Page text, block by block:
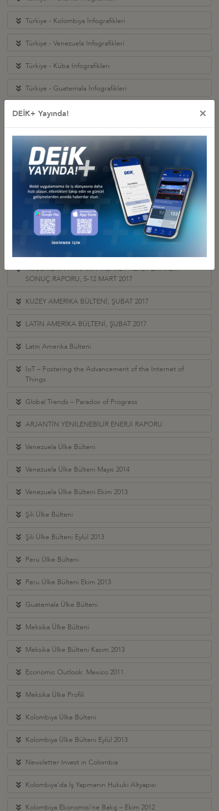
Türkiye - Kolombiya İnfografikleri
Türkiye - Venezuela Infografikleri
Türkiye - Küba Infografikleri
Türkiye - Guatemala İnfografikleri
Türkiye - Meksika Infografikleri
LATİN AMERİKA BÜLTENİ, HAZİRAN 2017
KUZEY AMERİKA BÖLGE BÜLTENİ, MAYIS 2017
LATİN AMERİKA BÖLGE BÜLTENİ, MAYIS 2017
KUZEY AMERİKA BÖLGE BÜLTENİ, NİSAN 2017
LATİN AMERİKA BÖLGE BÜLTENİ, NİSAN 2017
KOLOMBİYA-PANAMA TİCARET HEYET ZİYARETİ
SONUÇ RAPORU, 5-12 MART 2017
KUZEY AMERİKA BÜLTENİ, ŞUBAT 2017
LATİN AMERİKA BÜLTENİ, ŞUBAT 2017
Latin Amerika Bülteni
IoT – Fostering the Advancement of the Internet of
Things
Global Trends – Paradox of Progress
ARJANTİN YENİLENEBİLİR ENERJİ RAPORU
Venezuela Ülke Bülteni
Venezuela Ülke Bülteni Mayıs 2014
Venezuela Ülke Bülteni Ekim 2013
Şili Ülke Bülteni
Şili Ülke Bülteni Eylül 2013
Peru Ülke Bülteni
Peru Ülke Bülteni Ekim 2013
Guatemala Ülke Bülteni
Meksika Ülke Bülteni
Meksika Ülke Bülteni Kasım 2013
Economic Outlook: Mexico 2011
Meksika Ülke Profili
Kolombiya Ülke Bülteni
Kolombiya Ülke Bülteni Eylül 2013
Newsletter Invest in Colombia
Kolombiya’da İş Yapmanın Hukuki Altyapısı
Kolombiya Ekonomisi’ne Bakış – Ekim 2012
DEİK+ Yayında! ×